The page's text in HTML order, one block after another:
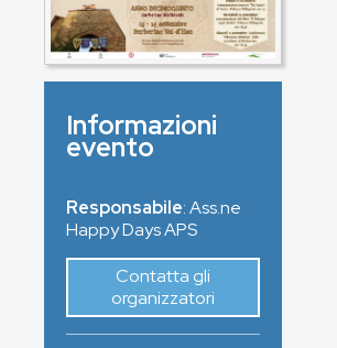
Informazioni
evento
Responsabile: Ass.ne
Happy Days APS
Contatta gli
organizzatori